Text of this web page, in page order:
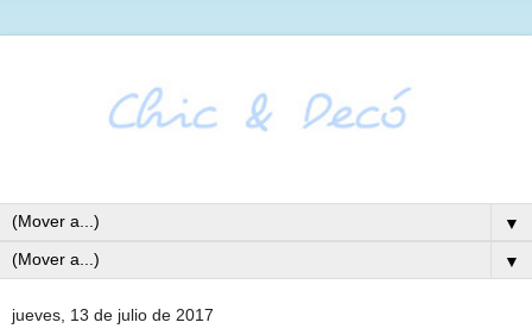
▼
▼
jueves, 13 de julio de 2017